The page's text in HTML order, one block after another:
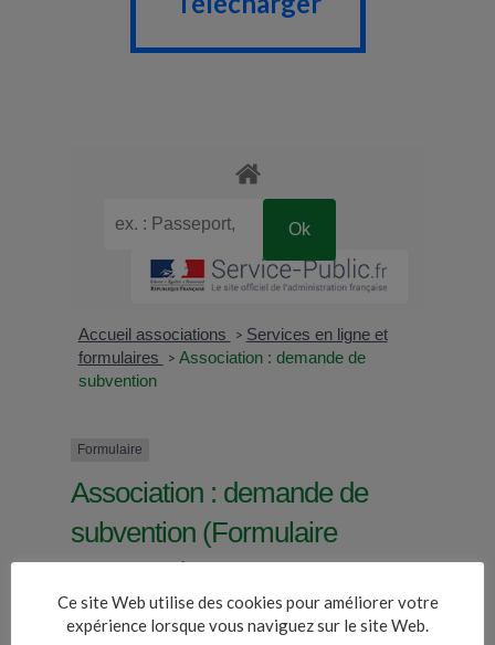
Accueil associations > Services en ligne et
formulaires
> Association : demande de
subvention
Formulaire
Association : demande de
subvention (Formulaire
12156*06)
Vérifié le 26/12/2022 - Direction de l'information légale
et administrative (Première ministre)
Ce site Web utilise des cookies pour améliorer votre
expérience lorsque vous naviguez sur le site Web.